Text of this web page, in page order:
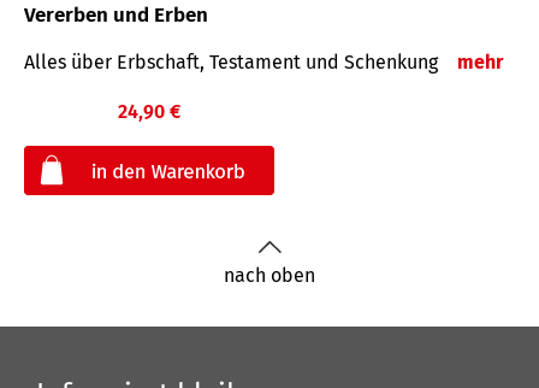
Vererben und Erben
Alles über Erbschaft, Testament und Schenkung mehr
24,90 €
nach oben